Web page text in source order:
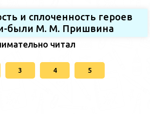
и сплоченность героев
были М. М. Пришвина
читал
3 4 5